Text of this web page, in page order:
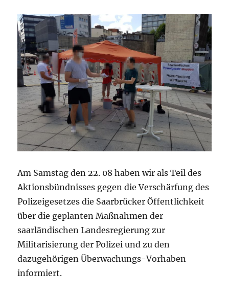
Am Samstag den 22. 08 haben wir als Teil des
Aktionsbündnisses gegen die Verschärfung des
Polizeigesetzes die Saarbrücker Öffentlichkeit
über die geplanten Maßnahmen der
saarländischen Landesregierung zur
Militarisierung der Polizei und zu den
dazugehörigen Überwachungs-Vorhaben
informiert.